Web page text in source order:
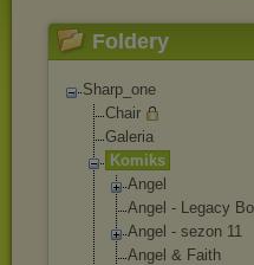
Foldery
Sharp_one
Chair
Galeria
Komiks
Angel
Angel - Legacy
Angel - sezon 11
Angel & Faith